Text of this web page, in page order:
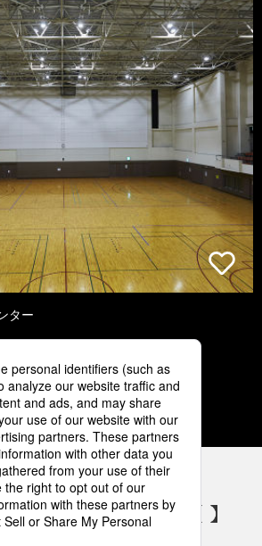
ター
3 4 5
の電気設備 SNSアカウント